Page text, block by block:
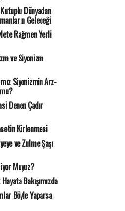
Dünyadan
Geleceği
Rağmen Yerli
ve Siyonizm
Siyonizmin Arz-
Denen Çadır
Kirlenmesi
ve Zulme Şaşı
Muyuz?
Bakışımızda
Böyle Yaparsa